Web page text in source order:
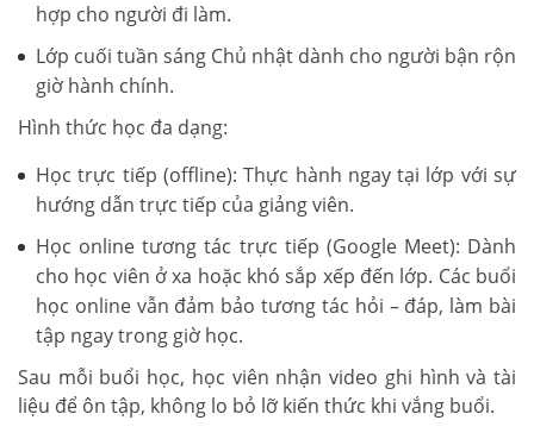
hợp cho người đi làm.
Lớp cuối tuần sáng Chủ nhật dành cho người bận rộn
giờ hành chính.
Hình thức học đa dạng:
Học trực tiếp (offline): Thực hành ngay tại lớp với sự
hướng dẫn trực tiếp của giảng viên.
Học online tương tác trực tiếp (Google Meet): Dành
cho học viên ở xa hoặc khó sắp xếp đến lớp. Các buổi
học online vẫn đảm bảo tương tác hỏi – đáp, làm bài
tập ngay trong giờ học.
Sau mỗi buổi học, học viên nhận video ghi hình và tài
liệu để ôn tập, không lo bỏ lỡ kiến thức khi vắng buổi.